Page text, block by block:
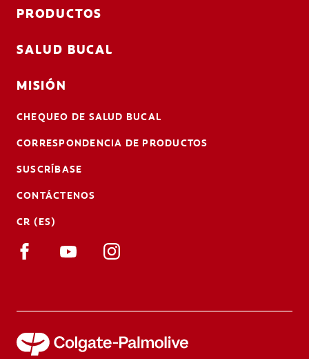
PRODUCTOS
SALUD BUCAL
MISIÓN
CHEQUEO DE SALUD BUCAL
CORRESPONDENCIA DE PRODUCTOS
SUSCRÍBASE
CONTÁCTENOS
CR (ES)